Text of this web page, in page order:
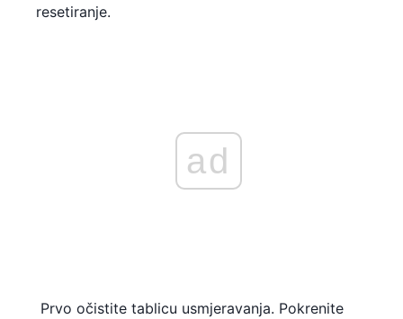
resetiranje.
ad
Prvo očistite tablicu usmjeravanja. Pokrenite